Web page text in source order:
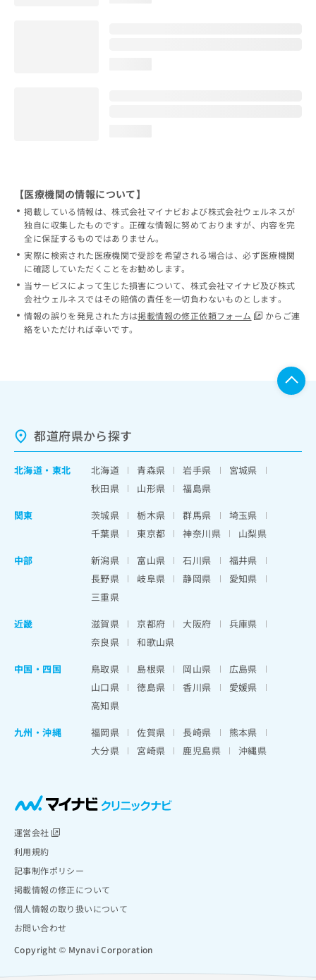
【医療機関の情報について】
掲載している情報は、株式会社マイナビおよび株式会社ウェルネスが
独自に収集したものです。正確な情報に努めておりますが、内容を完
全に保証するものではありません。
実際に検索された医療機関で受診を希望される場合は、必ず医療機関
に確認していただくことをお勧めします。
当サービスによって生じた損害について、株式会社マイナビ及び株式
会社ウェルネスではその賠償の責任を一切負わないものとします。
情報の誤りを発見された方は掲載情報の修正依頼フォーム
からご連
絡をいただければ幸いです。
都道府県から探す
北海道 ・ 東北 北海道 青森県 岩手県
宮城県
秋田県
山形県
福島県
関東
茨城県 栃木県 群馬県
埼玉県
千葉県
東京都 神奈川県
山梨県
中部
新潟県 富山県 石川県
福井県
長野県
岐阜県 静岡県
愛知県
三重県
近畿
滋賀県 京都府 大阪府
兵庫県
奈良県
和歌山県
中国・四国
鳥取県 島根県 岡山県
広島県
山口県
徳島県 香川県
愛媛県
高知県
九州・沖縄
福岡県 佐賀県 長崎県
熊本県
大分県
宮崎県 鹿児島県 沖縄県
運営会社
利用規約
記事制作ポリシー
掲載情報の修正について
個人情報の取り扱いについて
お問い合わせ
Copyright © Mynavi Corporation